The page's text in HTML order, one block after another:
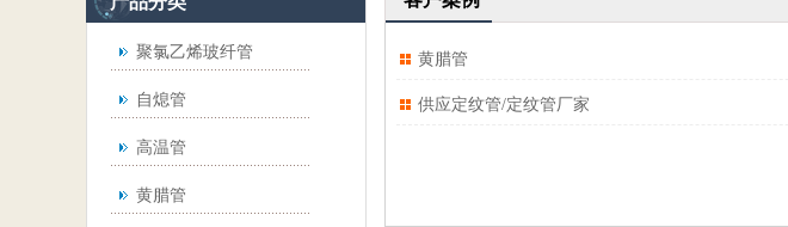
聚氯乙烯玻纤管
自熄管
高温管
黄腊管
黄腊管
供应定纹管/定纹管厂家